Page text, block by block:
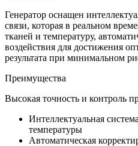
Генератор оснащен
связи, которая в реальном
тканей и температуру,
воздействия для достижения
результата при минимальном
Преимущества
Высокая точность и контроль
Интеллектуальная
температуры
Автоматическая